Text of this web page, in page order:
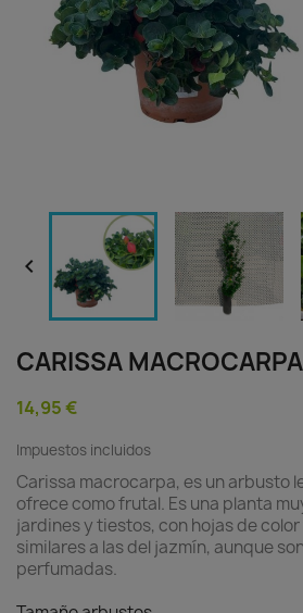

CARISSA MACROCARPA
14,95 €
Impuestos incluidos
Carissa macrocarpa, es un arbusto
ofrece como frutal. Es una planta
jardines y tiestos, con hojas de
similares a las del jazmín, aunque
perfumadas.